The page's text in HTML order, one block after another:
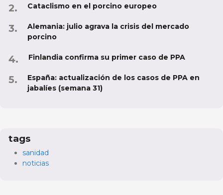
Cataclismo en el porcino europeo
Alemania: julio agrava la crisis del mercado
porcino
Finlandia confirma su primer caso de PPA
España: actualización de los casos de PPA en
jabalíes (semana 31)
tags
sanidad
noticias